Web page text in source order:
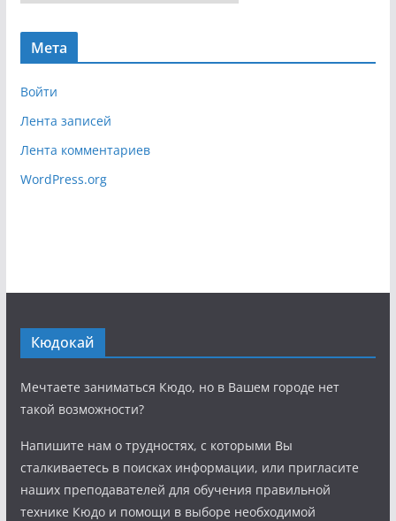
я
р
х
Мета
Войти
Лента записей
Лента комментариев
WordPress.org
Кюдокай
Мечтаете заниматься Кюдо, но в Вашем городе нет
такой возможности?
Напишите нам о трудностях, с которыми Вы
сталкиваетесь в поисках информации, или пригласите
наших преподавателей для обучения правильной
технике Кюдо и помощи в выборе необходимой